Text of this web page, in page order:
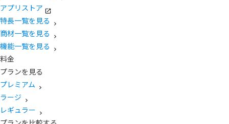
アプリストア
特長一覧を見る
商材一覧を見る
機能一覧を見る
料金
プランを見る
プレミアム
ラージ
レギュラー